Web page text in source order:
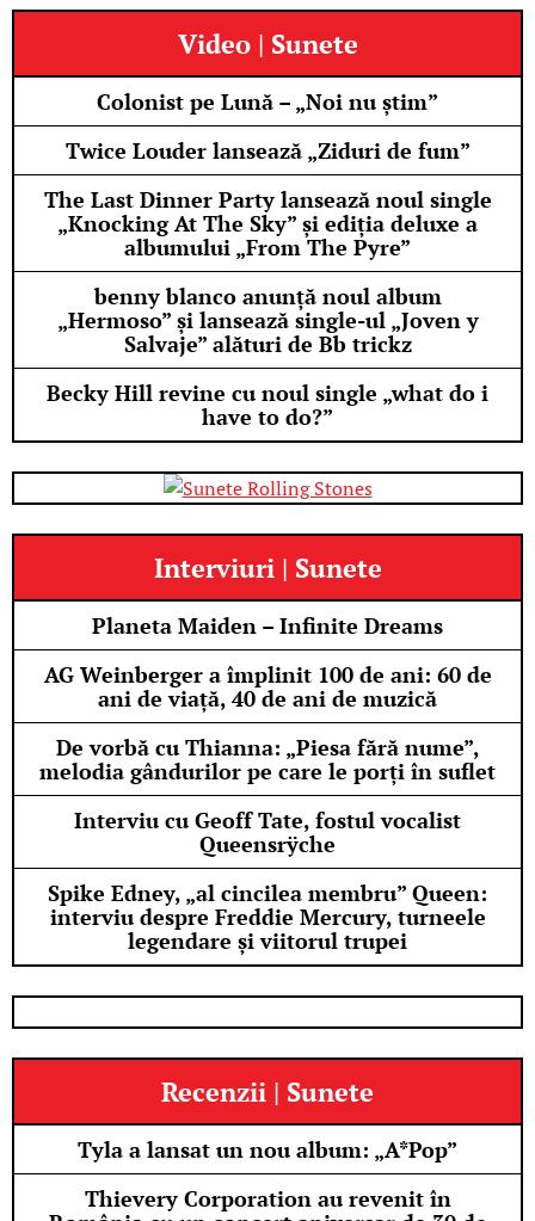
Video | Sunete
Colonist pe Lună – „Noi nu știm”
Twice Louder lansează „Ziduri de fum”
The Last Dinner Party lansează noul single
„Knocking At The Sky” și ediția deluxe a
albumului „From The Pyre”
benny blanco anunță noul album
„Hermoso” și lansează single-ul „Joven y
Salvaje” alături de Bb trickz
Becky Hill revine cu noul single „what do i
have to do?”
Interviuri | Sunete
Planeta Maiden – Infinite Dreams
AG Weinberger a împlinit 100 de ani: 60 de
ani de viață, 40 de ani de muzică
De vorbă cu Thianna: „Piesa fără nume”,
melodia gândurilor pe care le porți în suflet
Interviu cu Geoff Tate, fostul vocalist
Queensrÿche
Spike Edney, „al cincilea membru” Queen:
interviu despre Freddie Mercury, turneele
legendare și viitorul trupei
Recenzii | Sunete
Tyla a lansat un nou album: „A*Pop”
Thievery Corporation au revenit în